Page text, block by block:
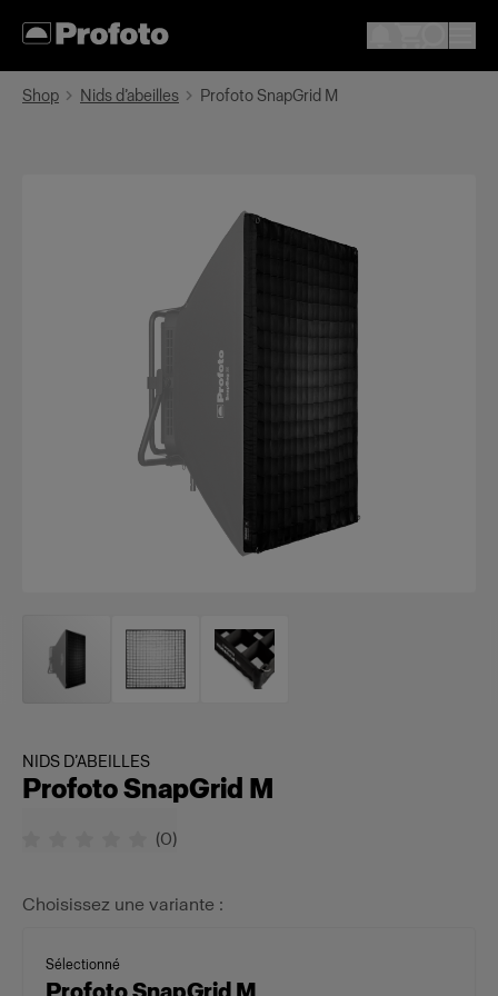
Shop Nids d’abeilles Profoto SnapGrid M
NIDS D’ABEILLES
Profoto SnapGrid M
(0)
Choisissez une variante :
Sélectionné